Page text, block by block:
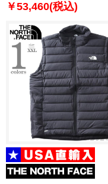
￥53,460(税込)